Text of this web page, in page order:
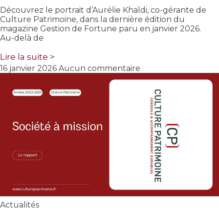
Découvrez le portrait d’Aurélie Khaldi, co-gérante de
Culture Patrimoine, dans la dernière édition du
magazine Gestion de Fortune paru en janvier 2026.
Au-delà de
Lire la suite >
16 janvier 2026 Aucun commentaire
Actualités